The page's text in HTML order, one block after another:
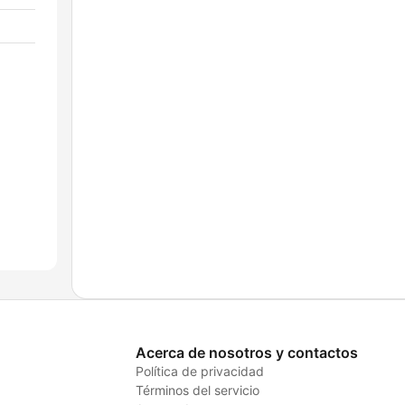
Acerca de nosotros y contactos
Política de privacidad
Términos del servicio